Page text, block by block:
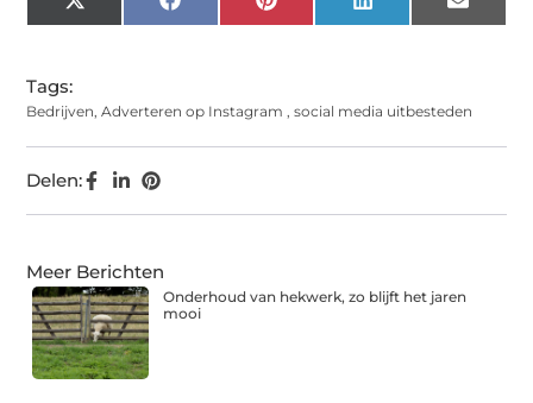
X
(Twitter)
Facebook Pinterest LinkedIn Email
Tags:
Bedrijven,Adverteren op Instagram ,social media uitbesteden
Delen:
Meer Berichten
Onderhoud van hekwerk, zo blijft het jaren
mooi